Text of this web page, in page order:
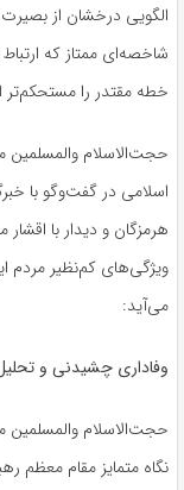
الگویی درخشان از
شاخصه‌ای ممتاز که
خطه مقتدر را
حجت‌الاسلام والمسلمین
اسلامی در گفت‌وگو با
هرمزگان و دیدار با
ویژگی‌های کم‌نظیر مردم
می‌آید:
وفاداری چشیدنی و
حجت‌الاسلام والمسلمین
نگاه متمایز مقام معظم